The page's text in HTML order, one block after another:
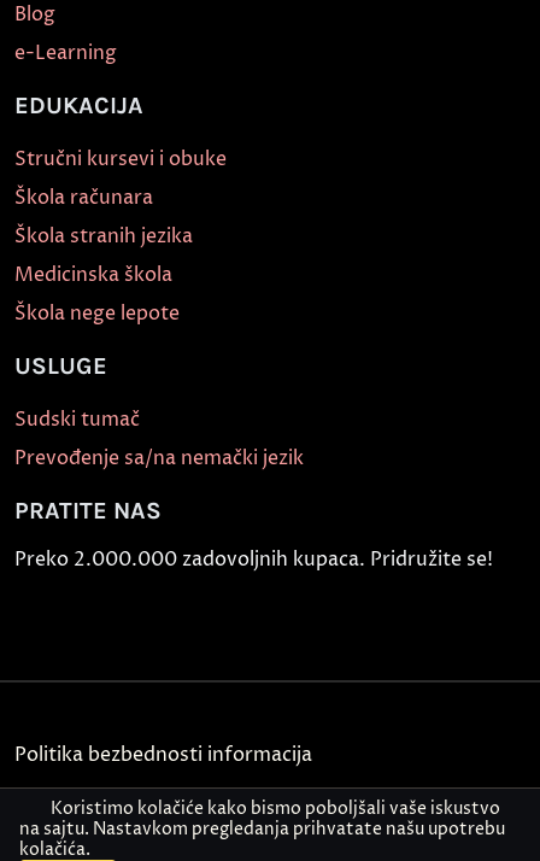
Blog
e-Learning
EDUKACIJA
Stručni kursevi i obuke
Škola računara
Škola stranih jezika
Medicinska škola
Škola nege lepote
USLUGE
Sudski tumač
Prevođenje sa/na nemački jezik
PRATITE NAS
Preko 2.000.000 zadovoljnih kupaca. Pridružite se!
Politika bezbednosti informacija
Kontakt
Koristimo kolačiće kako bismo poboljšali vaše iskustvo
na sajtu. Nastavkom pregledanja prihvatate našu upotrebu
kolačića.